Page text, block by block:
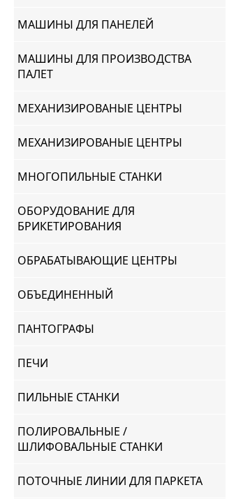
МАШИНЫ ДЛЯ ПАНЕЛЕЙ
МАШИНЫ ДЛЯ ПРОИЗВОДСТВА
ПАЛЕТ
МЕХАНИЗИРОВАНЫЕ ЦЕНТРЫ
МЕХАНИЗИРОВАНЫЕ ЦЕНТРЫ
МНОГОПИЛЬНЫЕ СТАНКИ
ОБОРУДОВАНИЕ ДЛЯ
БРИКЕТИРОВАНИЯ
ОБРАБАТЫВАЮЩИЕ ЦЕНТРЫ
ОБЪЕДИНЕННЫЙ
ПАНТОГРАФЫ
ПЕЧИ
ПИЛЬНЫЕ СТАНКИ
ПОЛИРОВАЛЬНЫЕ /
ШЛИФОВАЛЬНЫЕ СТАНКИ
ПОТОЧНЫЕ ЛИНИИ ДЛЯ ПАРКЕТА